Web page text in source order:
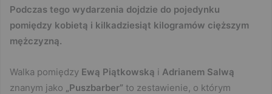
Podczas tego wydarzenia dojdzie do pojedynku
pomiędzy kobietą i kilkadziesiąt kilogramów cięższym
mężczyzną.
Walka pomiędzy Ewą Piątkowską i Adrianem Salwą
znanym jako
„Puszbarber” to zestawienie, o którym